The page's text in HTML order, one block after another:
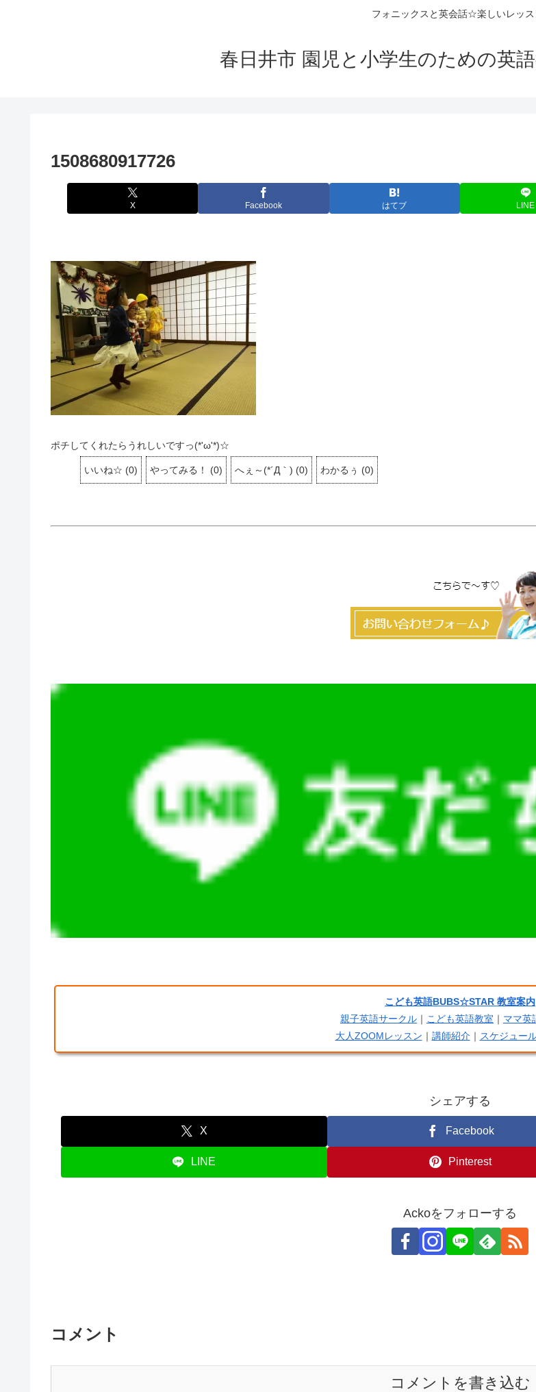
フォニックスと英会話☆楽しいレッス
春日井市 園児と小学生のための英
1508680917726
X Facebook はてブ LINE
ポチしてくれたらうれしいですっ(*'ω'*)☆
いいね☆ (0) やってみる！ (0) へぇ～(*´Д｀) (0) わかるぅ (0)
こども英語BUBS☆STAR 教室案内
親子英語サークル ｜ こども英語教室 ｜ ママ英
大人ZOOMレッスン ｜ 講師紹介｜ スケジュー
シェアする
X Facebook
LINE Pinterest
Ackoをフォローする
コメント
コメントを書き込む